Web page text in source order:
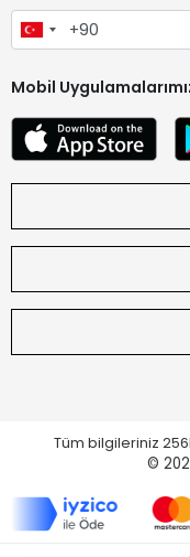
Mobil
Tüm bilgileriniz
©